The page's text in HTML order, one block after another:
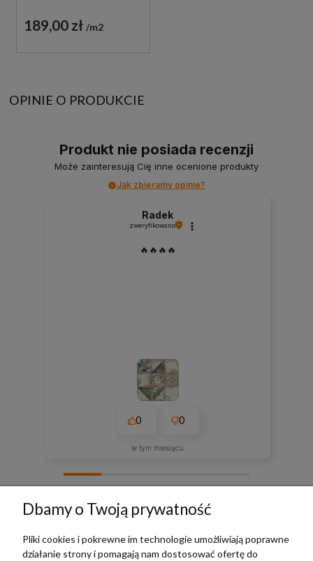
189,00 zł m2
OPINIE O PRODUKCIE
Produkt nie posiada recenzji
Może zainteresują Cię inne ocenione produkty
Jak zbieramy opinie?
Radek
zweryfikowano
🔥🔥🔥🔥
0 0
w tym miesiącu
Dbamy o Twoją prywatność
Pliki cookies i pokrewne im technologie umożliwiają poprawne
działanie strony i pomagają nam dostosować ofertę do